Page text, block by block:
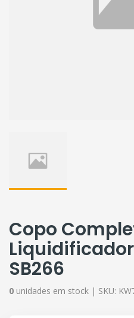
Copo
SB266
0 unidades em stock | SKU: